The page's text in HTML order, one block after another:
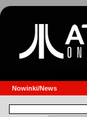
Nowinki/News